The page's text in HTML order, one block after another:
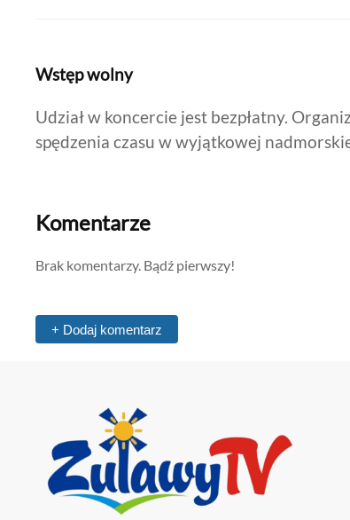
Wstęp wolny
Udział w koncercie jest bezpłatny.
spędzenia czasu w wyjątkowej
Komentarze
Brak komentarzy. Bądź pierwszy!
+ Dodaj komentarz